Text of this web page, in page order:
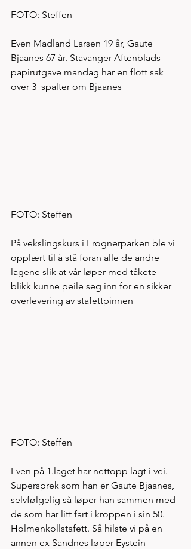
FOTO: Steffen
Even Madland Larsen 19 år, Gaute
Bjaanes 67 år. Stavanger Aftenblads
papirutgave mandag har en flott sak
over 3  spalter om Bjaanes
FOTO: Steffen
På vekslingskurs i Frognerparken ble vi
opplært til å stå foran alle de andre
lagene slik at vår løper med tåkete
blikk kunne peile seg inn for en sikker
overlevering av stafettpinnen
FOTO: Steffen
Even på 1.laget har nettopp lagt i vei.
Supersprek som han er Gaute Bjaanes,
selvfølgelig så løper han sammen med
de som har litt fart i kroppen i sin 50.
Holmenkollstafett. Så hilste vi på en
annen ex Sandnes løper Eystein